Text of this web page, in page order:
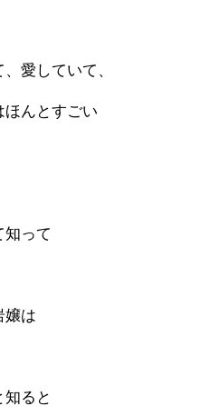
愛していて、
ほんとすごい
知って
嬢は
ると